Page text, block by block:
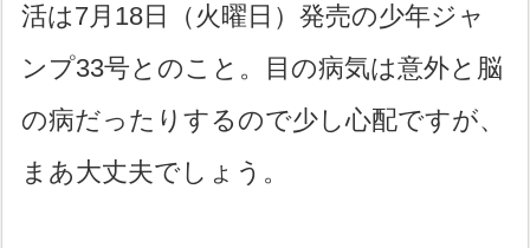
活は7月18日（火曜日）発売の少年ジャ
ンプ33号とのこと。目の病気は意外と脳
の病だったりするので少し心配ですが、
まあ大丈夫でしょう。